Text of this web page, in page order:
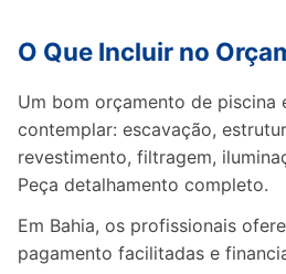
O Que Incluir no
Um bom orçamento de piscina
contemplar: escavação,
revestimento, filtragem,
Peça detalhamento completo.
Em Bahia, os profissionais
pagamento facilitadas e